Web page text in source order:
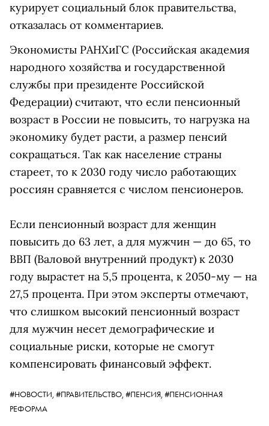
курирует социальный блок правительства,
отказалась от комментариев.
Экономисты РАНХиГС (Российская академия
народного хозяйства и государственной
службы при президенте Российской
Федерации) считают, что если пенсионный
возраст в России не повысить, то нагрузка на
экономику будет расти, а размер пенсий
сокращаться. Так как население страны
стареет, то к 2030 году число работающих
россиян сравняется с числом пенсионеров.
Если пенсионный возраст для женщин
повысить до 63 лет, а для мужчин — до 65, то
ВВП (Валовой внутренний продукт) к 2030
году вырастет на 5,5 процента, к 2050-му — на
27,5 процента. При этом эксперты отмечают,
что слишком высокий пенсионный возраст
для мужчин несет демографические и
социальные риски, которые не смогут
компенсировать финансовый эффект.
#НОВОСТИ, #ПРАВИТЕЛЬСТВО, #ПЕНСИЯ, #ПЕНСИОННАЯ
РЕФОРМА